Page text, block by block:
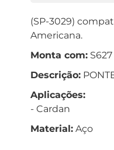
(SP-3029)
Americana.
Monta com:
Descrição:
Aplicações:
- Cardan
Material: Aço